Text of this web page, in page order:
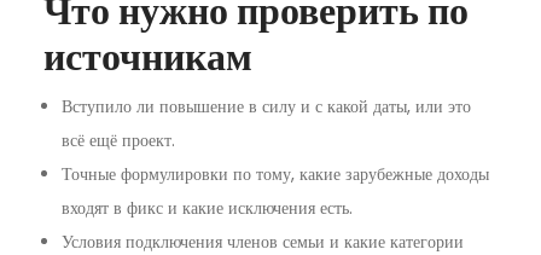
источникам
Вступило ли повышение в силу и с какой даты, или это
всё ещё проект.
Точные формулировки по тому, какие зарубежные доходы
входят в фикс и какие исключения есть.
Условия подключения членов семьи и какие категории